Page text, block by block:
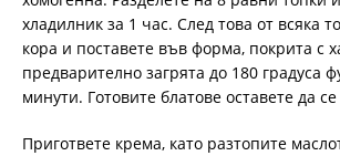
хладилник за 1 час. След това от всяка
кора и поставете във форма, покрита с
предварително загрята до 180 градуса
минути. Готовите блатове оставете да се
Пригответе крема, като разтопите